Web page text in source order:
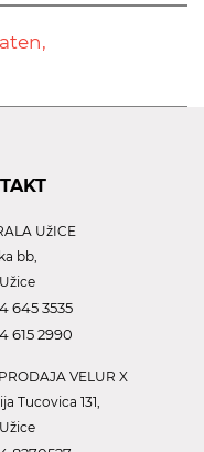
UžICE
bb,
645 3535
615 2990
VELUR X
Tucovica 131,